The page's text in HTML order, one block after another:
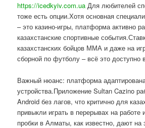
https://icedkyiv.com.ua Для любителей
тоже есть опции.Хотя основная
– это казино-игры, платформа активно
казахстанские спортивные
казахстанских бойцов ММА и даже на
сборной по футболу – всё это доступно
Важный нюанс: платформа
устройства.Приложение Sultan Cazino
Android без лагов, что критично для
привыкли играть в перерывах на работе
пробки в Алматы, как известно, дают на